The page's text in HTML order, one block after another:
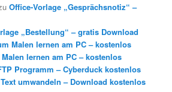
Office-Vorlage „Gesprächsnotiz“ –
„Bestellung“ – gratis Download
Malen lernen am PC – kostenlos
lernen am PC – kostenlos
Programm – Cyberduck kostenlos
umwandeln – Download kostenlos